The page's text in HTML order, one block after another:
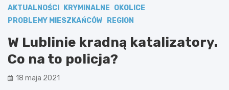
AKTUALNOŚCI KRYMINALNE OKOLICE
PROBLEMY MIESZKAŃCÓW
REGION
W Lublinie kradną katalizatory.
Co na to policja?
18 maja 2021